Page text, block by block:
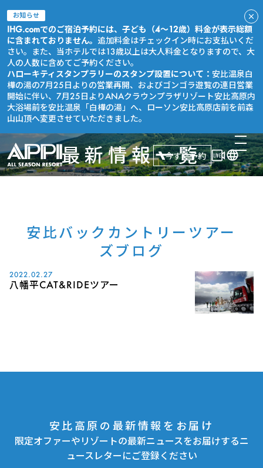
お知らせ
IHG.comでのご宿泊予約には、子ども（4～12歳）料金が表示総額
に含まれておりません。 追加料金はチェックイン時にお支払いくだ
さい。また、当ホテルでは13歳以上は大人料金となりますので、大
人の人数に含めてご予約ください。
ハローキティスタンプラリーのスタンプ設置について： 安比温泉白
樺の湯の7月25日よりの営業再開、およびゴンゴラ遊覧の連日営業
開始に伴い、7月25日よりANAクラウンプラザリゾート安比高原内
大浴場前を安比温泉「白樺の湯」へ、ローソン安比高原店前を前森
山山頂へ変更させていただきました。
今すぐ予約
最新情報一覧
安比バックカントリーツアー
ズブログ
2022.02.27
八幡平CAT&RIDEツアー
安比高原の最新情報をお届け
限定オファーやリゾートの最新ニュースをお届けするニ
ュースレターにご登録ください